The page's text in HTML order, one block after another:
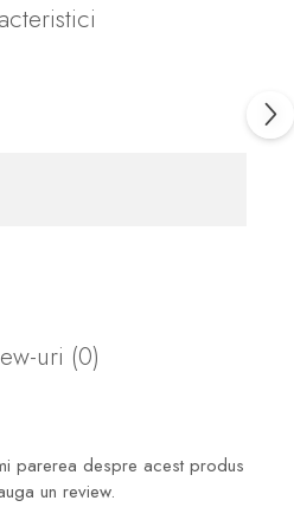
uri (0)
parerea despre acest produs
un review.